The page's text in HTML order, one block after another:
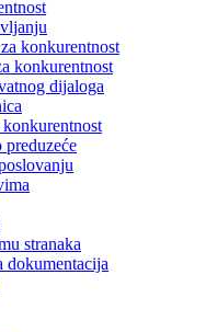
konkurentnost
konkurentnost
dijaloga
preduzeće
stranaka
dokumentacija